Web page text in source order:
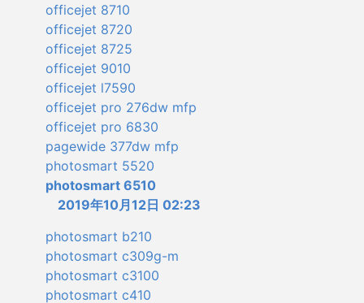
officejet 8710
officejet 8720
officejet 8725
officejet 9010
officejet l7590
officejet pro 276dw mfp
officejet pro 6830
pagewide 377dw mfp
photosmart 5520
photosmart 6510
2019年10月12日 02:23
photosmart b210
photosmart c309g-m
photosmart c3100
photosmart c410